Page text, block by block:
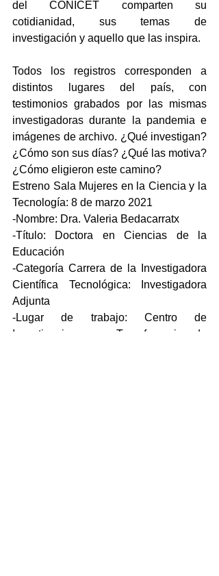
del CONICET comparten su
cotidianidad, sus temas de
investigación y aquello que las inspira.
Todos los registros corresponden a
distintos lugares del país, con
testimonios grabados por las mismas
investigadoras durante la pandemia e
imágenes de archivo. ¿Qué investigan?
¿Cómo son sus días? ¿Qué las motiva?
¿Cómo eligieron este camino?
Estreno Sala Mujeres en la Ciencia y la
Tecnología: 8 de marzo 2021
-Nombre: Dra. Valeria Bedacarratx
-Título: Doctora en Ciencias de la
Educación
-Categoría Carrera de la Investigadora
Científica Tecnológica: Investigadora
Adjunta
-Lugar de trabajo: Centro de
Investigaciones y Transferencia de